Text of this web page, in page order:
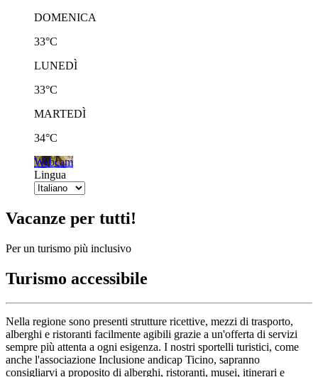
DOMENICA
33°C
LUNEDÌ
33°C
MARTEDÌ
34°C
Webcam
Lingua
Vacanze per tutti!
Per un turismo più inclusivo
Turismo accessibile
Nella regione sono presenti strutture ricettive, mezzi di trasporto,
alberghi e ristoranti facilmente agibili grazie a un'offerta di servizi
sempre più attenta a ogni esigenza. I nostri sportelli turistici, come
anche l'associazione Inclusione andicap Ticino, sapranno
consigliarvi a proposito di alberghi, ristoranti, musei, itinerari e